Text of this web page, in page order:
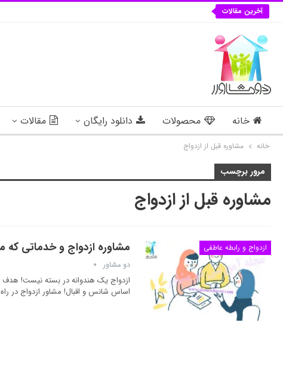
آخرین مقالات
خانه محصولات دانلود رایگان مقالات
خانه مشاوره قبل از ازدواج
مرور برچسب
مشاوره قبل از ازدواج
ازدواج و رابطه عاطفی مشاوره ازدواج و خدماتی که
دو مشاور
ازدواج یک هندوانه در بسته نیست! هدف
اساس شانس و اقبال! مشاور ازدواج در